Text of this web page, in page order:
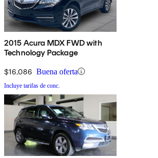
2015 Acura MDX FWD with
Technology Package
$16,086 Buena oferta
Incluye tarifas de conc.